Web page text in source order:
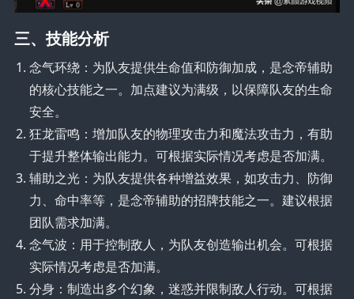
三、技能分析
念气环绕：为队友提供生命值和防御加成，是念帝辅助
的核心技能之一。加点建议为满级，以保障队友的生命
安全。
狂龙雷鸣：增加队友的物理攻击力和魔法攻击力，有助
于提升整体输出能力。可根据实际情况考虑是否加满。
辅助之光：为队友提供各种增益效果，如攻击力、防御
力、命中率等，是念帝辅助的招牌技能之一。建议根据
团队需求加满。
念气波：用于控制敌人，为队友创造输出机会。可根据
实际情况考虑是否加满。
分身：制造出多个幻象，迷惑并限制敌人行动。可根据